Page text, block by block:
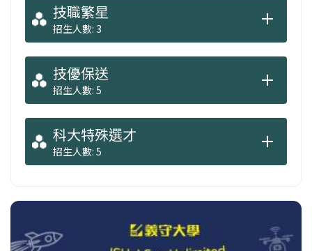
技職繁星
招生人數: 3
技優保送
招生人數: 5
科大特殊選才
招生人數: 5